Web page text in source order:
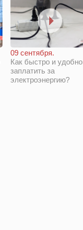
09 сентября.
Как быстро и удобно
заплатить за
электроэнергию?